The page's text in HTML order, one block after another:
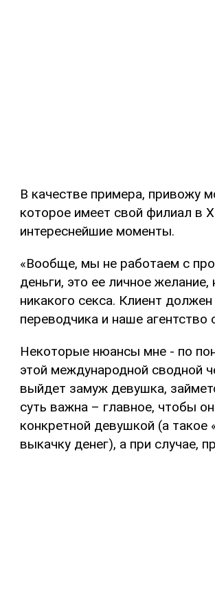
В качестве примера, привожу
которое имеет свой филиал в
интереснейшие моменты.
«Вообще, мы не работаем с
деньги, это ее личное
никакого секса. Клиент
переводчика и наше
Некоторые нюансы мне - по
этой международной сводной
выйдет замуж девушка,
суть важна – главное, чтобы
конкретной девушкой (а такое
выкачку денег), а при случае,